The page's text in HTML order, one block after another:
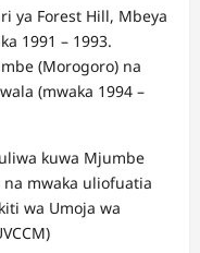
ya Forest Hill, Mbeya
1991 – 1993.
(Morogoro) na
(mwaka 1994 –
kuwa Mjumbe
na mwaka uliofuatia
wa Umoja wa